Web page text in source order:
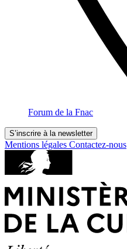
Forum de la Fnac
S’inscrire à la newsletter
Mentions légales Contactez-nous